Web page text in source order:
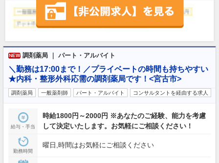
NEW 調剤薬局 ｜ パート・アルバイト
＼勤務は17:00まで！／プライベートの時間も持ちやすい
★内科・整形外科応需の調剤薬局です！<宮古市>
調剤薬局 一般薬剤師 パート・アルバイト コンサルタントを経由する求人
給与・手当
時給1800円～2000円 ※あなたのご経験、能力を考慮
して決定いたします。お気軽にご相談ください！
勤務時間
曜日,時間はお気軽にご相談ください